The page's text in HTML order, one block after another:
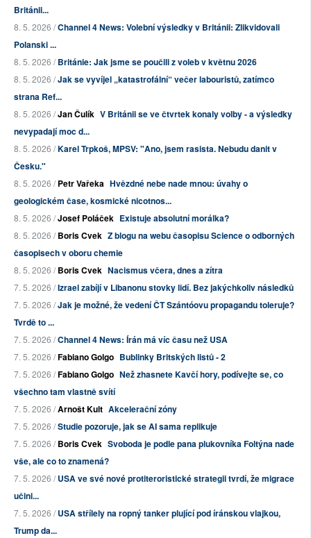
Británii...
8. 5. 2026 /Channel 4 News: Volební výsledky v Británii: Zlikvidovali
Polanski ...
8. 5. 2026 /Británie: Jak jsme se poučili z voleb v květnu 2026
8. 5. 2026 /Jak se vyvíjel „katastrofální“ večer labouristů, zatímco
strana Ref...
8. 5. 2026 /Jan Čulík V Británii se ve čtvrtek konaly volby - a výsledky
nevypadají moc d...
8. 5. 2026 /Karel Trpkoš, MPSV: "Ano, jsem rasista. Nebudu danit v
Česku."
8. 5. 2026 /Petr Vařeka Hvězdné nebe nade mnou: úvahy o
geologickém čase, kosmické nicotnos...
8. 5. 2026 /Josef Poláček Existuje absolutní morálka?
8. 5. 2026 /Boris Cvek Z blogu na webu časopisu Science o odborných
časopisech v oboru chemie
8. 5. 2026 /Boris Cvek Nacismus včera, dnes a zítra
7. 5. 2026 /Izrael zabíjí v Libanonu stovky lidí. Bez jakýchkoliv následků
7. 5. 2026 /Jak je možné, že vedení ČT Szántóovu propagandu toleruje?
Tvrdě to ...
7. 5. 2026 /Channel 4 News: Írán má víc času než USA
7. 5. 2026 /Fabiano Golgo Bublinky Britských listů - 2
7. 5. 2026 /Fabiano Golgo Než zhasnete Kavčí hory, podívejte se, co
všechno tam vlastně svítí
7. 5. 2026 /Arnošt Kult Akcelerační zóny
7. 5. 2026 /Studie pozoruje, jak se AI sama replikuje
7. 5. 2026 /Boris Cvek Svoboda je podle pana plukovníka Foltýna nade
vše, ale co to znamená?
7. 5. 2026 /USA ve své nové protiteroristické strategii tvrdí, že migrace
učini...
7. 5. 2026 /USA střílely na ropný tanker plující pod íránskou vlajkou,
Trump da...